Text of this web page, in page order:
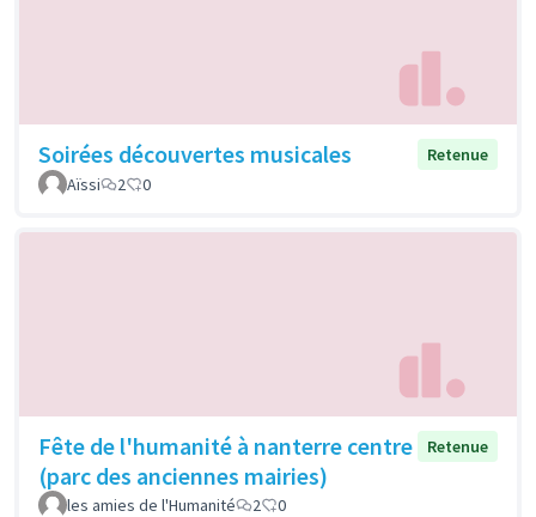
Soirées découvertes musicales
Retenue
Aïssi
2 0
Fête de l'humanité à nanterre centre
(parc des anciennes mairies)
Retenue
les amies de l'Humanité 2 0